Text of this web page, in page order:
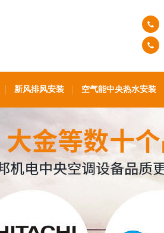
新风排风安装 空气能中央热水安装